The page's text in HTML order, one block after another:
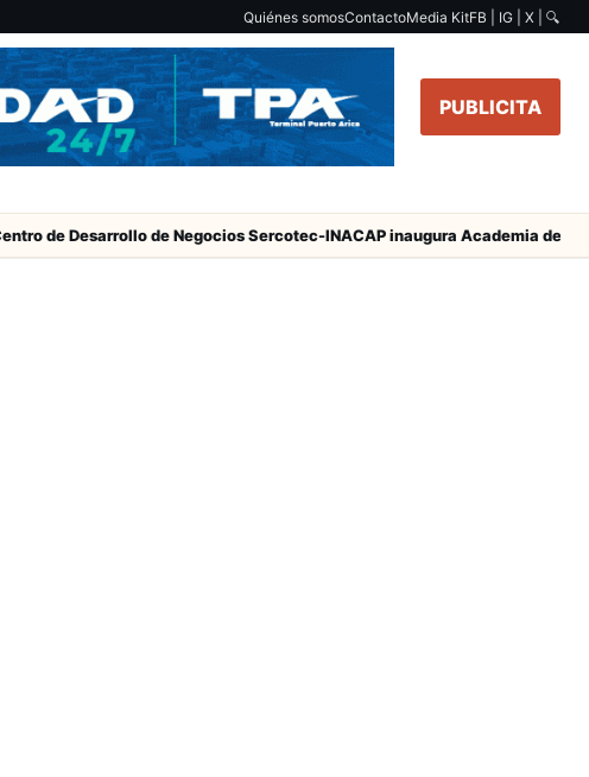
Quiénes somosContactoMedia KitFB | IG | X | 🔍
PUBLICITA
de Desarrollo de Negocios Sercotec-INACAP inaugura Academia de